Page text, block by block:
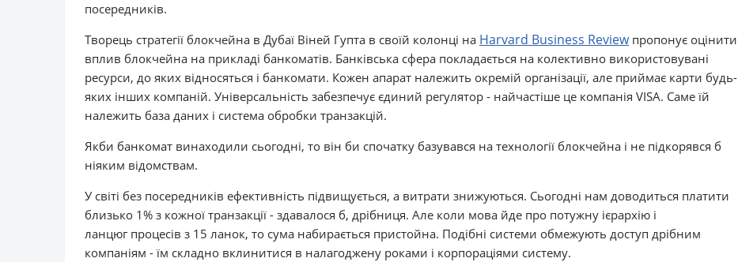
посередників.
Творець стратегії блокчейна в Дубаї Віней Гупта в своїй колонці на Harvard Business Reviewпропонує оцінити
вплив блокчейна на прикладі банкоматів. Банківська сфера покладається на колективно використовувані
ресурси, до яких відносяться і банкомати. Кожен апарат належить окремій організації, але приймає карти будь-
яких інших компаній. Універсальність забезпечує єдиний регулятор - найчастіше це компанія VISA. Саме їй
належить база даних і система обробки транзакцій.
Якби банкомат винаходили сьогодні, то він би спочатку базувався на технології блокчейна і не підкорявся б
ніяким відомствам.
У світі без посередників ефективність підвищується, а витрати знижуються. Сьогодні нам доводиться платити
близько 1% з кожної транзакції - здавалося б, дрібниця. Але коли мова йде про потужну ієрархію і
ланцюг процесів з 15 ланок, то сума набирається пристойна. Подібні системи обмежують доступ дрібним
компаніям - їм складно вклинитися в налагоджену роками і корпораціями систему.